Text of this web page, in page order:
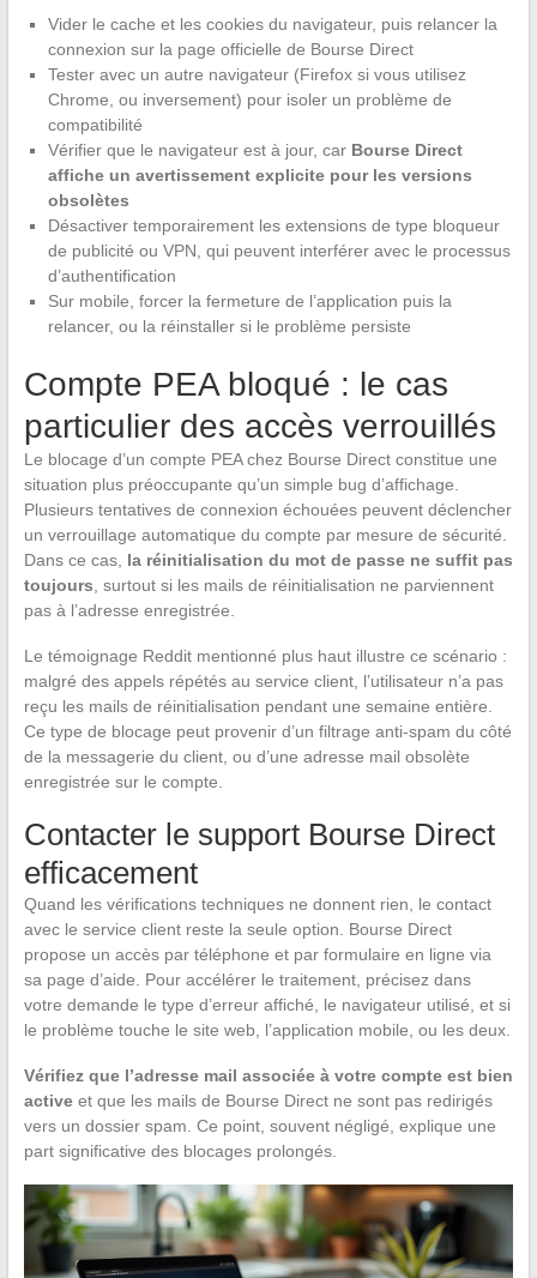
Vider le cache et les cookies du navigateur, puis relancer la
connexion sur la page officielle de Bourse Direct
Tester avec un autre navigateur (Firefox si vous utilisez
Chrome, ou inversement) pour isoler un problème de
compatibilité
Vérifier que le navigateur est à jour, car Bourse Direct
affiche un avertissement explicite pour les versions
obsolètes
Désactiver temporairement les extensions de type bloqueur
de publicité ou VPN, qui peuvent interférer avec le processus
d’authentification
Sur mobile, forcer la fermeture de l’application puis la
relancer, ou la réinstaller si le problème persiste
Compte PEA bloqué : le cas
particulier des accès verrouillés
Le blocage d’un compte PEA chez Bourse Direct constitue une
situation plus préoccupante qu’un simple bug d’affichage.
Plusieurs tentatives de connexion échouées peuvent déclencher
un verrouillage automatique du compte par mesure de sécurité.
Dans ce cas, la réinitialisation du mot de passe ne suffit pas
toujours , surtout si les mails de réinitialisation ne parviennent
pas à l’adresse enregistrée.
Le témoignage Reddit mentionné plus haut illustre ce scénario :
malgré des appels répétés au service client, l’utilisateur n’a pas
reçu les mails de réinitialisation pendant une semaine entière.
Ce type de blocage peut provenir d’un filtrage anti-spam du côté
de la messagerie du client, ou d’une adresse mail obsolète
enregistrée sur le compte.
Contacter le support Bourse Direct
efficacement
Quand les vérifications techniques ne donnent rien, le contact
avec le service client reste la seule option. Bourse Direct
propose un accès par téléphone et par formulaire en ligne via
sa page d’aide. Pour accélérer le traitement, précisez dans
votre demande le type d’erreur affiché, le navigateur utilisé, et si
le problème touche le site web, l’application mobile, ou les deux.
Vérifiez que l’adresse mail associée à votre compte est bien
activeet que les mails de Bourse Direct ne sont pas redirigés
vers un dossier spam. Ce point, souvent négligé, explique une
part significative des blocages prolongés.